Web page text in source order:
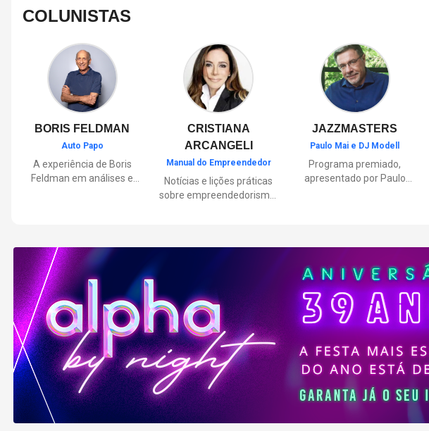
COLUNISTAS
BORIS FELDMAN
Auto Papo
A experiência de Boris
Feldman em análises e
manutenção,
lançamentos, tecnologia e
tudo o que envolve o dia a
dia dos motoristas.
CRISTIANA
ARCANGELI
Manual do Empreendedor
Notícias e lições práticas
sobre empreendedorismo,
JAZZMASTERS
Paulo Mai e DJ Modell
Programa premiado,
apresentado por Paulo
Soul ao House.
Lançamentos e histórias
sobre artistas e
movimentos que
nasceram a partir do jazz
e ajudaram a moldar a
música contemporânea.